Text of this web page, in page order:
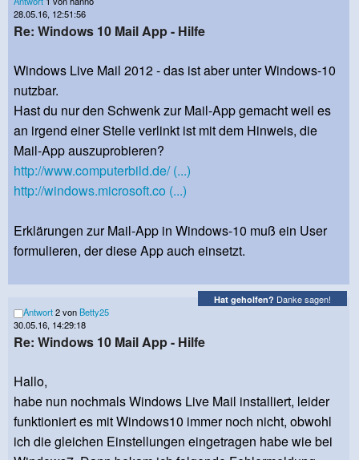
28.05.16, 12:51:56
Re: Windows 10 Mail App - Hilfe
Windows Live Mail 2012 - das ist aber unter Windows-10
nutzbar.
Hast du nur den Schwenk zur Mail-App gemacht weil es
an irgend einer Stelle verlinkt ist mit dem Hinweis, die
Mail-App auszuprobieren?
http://www.computerbild.de/ (...)
http://windows.microsoft.co (...)
Erklärungen zur Mail-App in Windows-10 muß ein User
formulieren, der diese App auch einsetzt.
Hat geholfen? Danke sagen!
Antwort2 vonBetty25
30.05.16, 14:29:18
Re: Windows 10 Mail App - Hilfe
Hallo,
habe nun nochmals Windows Live Mail installiert, leider
funktioniert es mit Windows10 immer noch nicht, obwohl
ich die gleichen Einstellungen eingetragen habe wie bei